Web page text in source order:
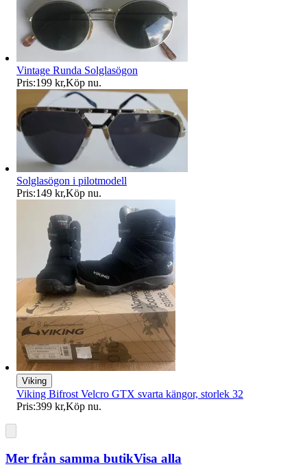
Vintage Runda Solglasögon
Pris:199 kr,Köp nu.
Solglasögon i pilotmodell
Pris:149 kr,Köp nu.
Viking
Viking Bifrost Velcro GTX svarta kängor, storlek 32
Pris:399 kr,Köp nu.
Mer från samma butikVisa alla